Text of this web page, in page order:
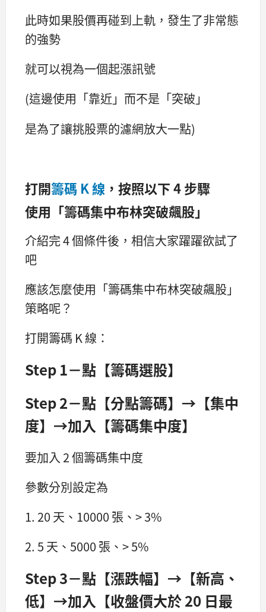
此時如果股價再碰到上軌，發生了非常態
的強勢
就可以視為一個起漲訊號
(這邊使用「靠近」而不是「突破」
是為了讓挑股票的濾網放大一點)
打開籌碼 K 線 ，按照以下 4 步驟
使用「籌碼集中布林突破飆股」
介紹完 4 個條件後，相信大家躍躍欲試了
吧
應該怎麼使用「籌碼集中布林突破飆股」
策略呢？
打開籌碼 K 線：
Step 1－點【籌碼選股】
Step 2－點【分點籌碼】→【集中
度】→加入【籌碼集中度】
要加入 2 個籌碼集中度
參數分別設定為
1. 20 天、10000 張、> 3%
2. 5 天、5000 張、> 5%
Step 3－點【漲跌幅】→【新高、
低】→加入【收盤價大於 20 日最